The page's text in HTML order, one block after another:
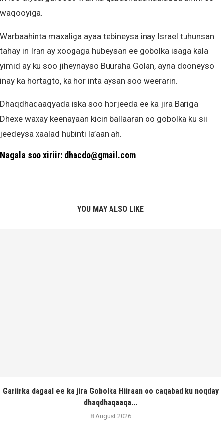
waqooyiga.
Warbaahinta maxaliga ayaa tebineysa inay Israel tuhunsan
tahay in Iran ay xoogaga hubeysan ee gobolka isaga kala
yimid ay ku soo jiheynayso Buuraha Golan, ayna dooneyso
inay ka hortagto, ka hor inta aysan soo weerarin.
Dhaqdhaqaaqyada iska soo horjeeda ee ka jira Bariga
Dhexe waxay keenayaan kicin ballaaran oo gobolka ku sii
jeedeysa xaalad hubinti la’aan ah.
Nagala soo xiriir: dhacdo@gmail.com
YOU MAY ALSO LIKE
Gariirka dagaal ee ka jira Gobolka Hiiraan oo caqabad ku noqday
dhaqdhaqaaqa...
8 August 2026